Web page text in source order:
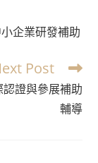
企業研發補助
Post
證與參展補助
輔導